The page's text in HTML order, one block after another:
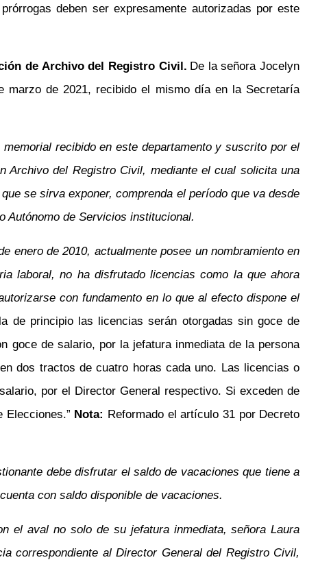
deben ser expresamente autorizadas por este
de Archivo del Registro Civil. De la señora Jocelyn
marzo de 2021, recibido el mismo día en la Secretaría
recibido en este departamento y suscrito por el
Archivo del Registro Civil, mediante el cual solicita una
se sirva exponer, comprenda el período que va desde
Autónomo de Servicios institucional.
enero de 2010, actualmente posee un nombramiento en
laboral, no ha disfrutado licencias como la que ahora
con fundamento en lo que al efecto dispone el
de principio las licencias serán otorgadas sin goce de
goce de salario, por la jefatura inmediata de la persona
dos tractos de cuatro horas cada uno. Las licencias o
por el Director General respectivo. Si exceden de
Nota: Reformado el artículo 31 por Decreto
debe disfrutar el saldo de vacaciones que tiene a
con saldo disponible de vacaciones.
el aval no solo de su jefatura inmediata, señora Laura
correspondiente al Director General del Registro Civil,